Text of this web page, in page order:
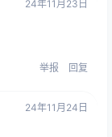
24年11月23日
举报 回复
24年11月24日